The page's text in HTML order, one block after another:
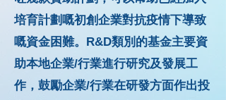
培育計劃嘅初創企業對抗疫情下導致
嘅資金困難。R&D類別的基金主要資
助本地企業/行業進行研究及發展工
作，鼓勵企業/行業在研發方面作出投